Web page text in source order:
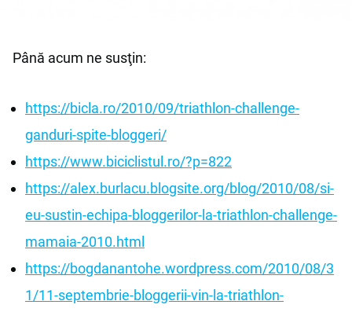
Până acum ne susţin:
https://bicla.ro/2010/09/triathlon-challenge-
ganduri-spite-bloggeri/
https://www.biciclistul.ro/?p=822
https://alex.burlacu.blogsite.org/blog/2010/08/si-
eu-sustin-echipa-bloggerilor-la-triathlon-challenge-
mamaia-2010.html
https://bogdanantohe.wordpress.com/2010/08/3
1/11-septembrie-bloggerii-vin-la-triathlon-